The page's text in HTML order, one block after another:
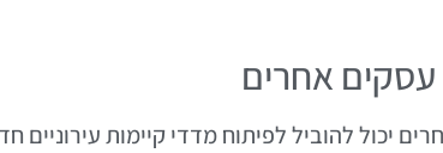
אחרים
יכול להוביל לפיתוח מדדי קיימות עירוניים